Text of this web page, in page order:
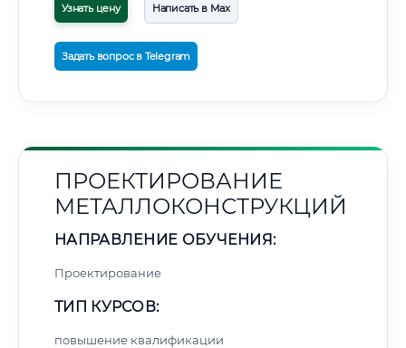
Узнать цену Написать в Max
Задать вопрос в Telegram
ПРОЕКТИРОВАНИЕ
МЕТАЛЛОКОНСТРУКЦИЙ
НАПРАВЛЕНИЕ ОБУЧЕНИЯ:
Проектирование
ТИП КУРСОВ:
повышение квалификации